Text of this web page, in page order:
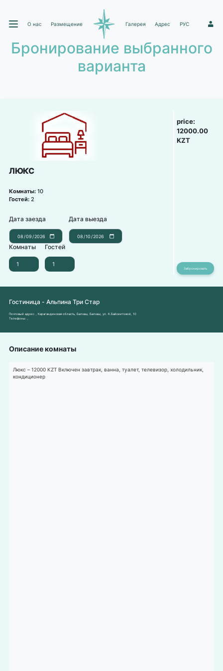
О нас Размещение Галерея Адрес РУС 1
Бронирование выбранного
варианта
ЛЮКС
Комнаты: 10
Гостей: 2
Дата заезда Дата выезда
Комнаты Гостей
price:
12000.00
KZT
Гостиница - Альпина Три Стар
Почтовый адрес:
, Карагандинская область, Балхаш, Балхаш, ул. К.Байсеитовой, 10
Телефоны:
Описание комнаты